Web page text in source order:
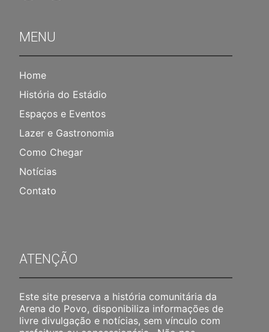
MENU
Home
História do Estádio
Espaços e Eventos
Lazer e Gastronomia
Como Chegar
Notícias
Contato
ATENÇÃO
Este site preserva a história comunitária da
Arena do Povo, disponibiliza informações de
livre divulgação e notícias, sem vínculo com